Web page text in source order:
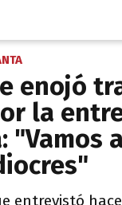
enojó
la
"Vamos
entrevistó